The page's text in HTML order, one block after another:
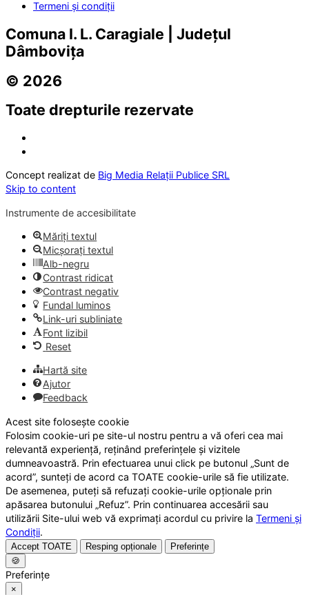
Termeni și condiții
Comuna I. L. Caragiale | Județul
Dâmbovița
© 2026
Toate drepturile rezervate
Concept realizat de Big Media Relații Publice SRL
Skip to content
Instrumente de accesibilitate
Măriți textul
Micșorați textul
Alb-negru
Contrast ridicat
Contrast negativ
Fundal luminos
Link-uri subliniate
Font lizibil
Reset
Hartă site
Ajutor
Feedback
Acest site folosește cookie
Folosim cookie-uri pe site-ul nostru pentru a vă oferi cea mai
relevantă experiență, reținând preferințele și vizitele
dumneavoastră. Prin efectuarea unui click pe butonul „Sunt de
acord”, sunteți de acord ca TOATE cookie-urile să fie utilizate.
De asemenea, puteți să refuzați cookie-urile opționale prin
apăsarea butonului „Refuz”. Prin continuarea accesării sau
utilizării Site-ului web vă exprimați acordul cu privire la Termeni și
Condiții.
Accept TOATE Resping opționale
Preferințe
🍪
Preferințe
×